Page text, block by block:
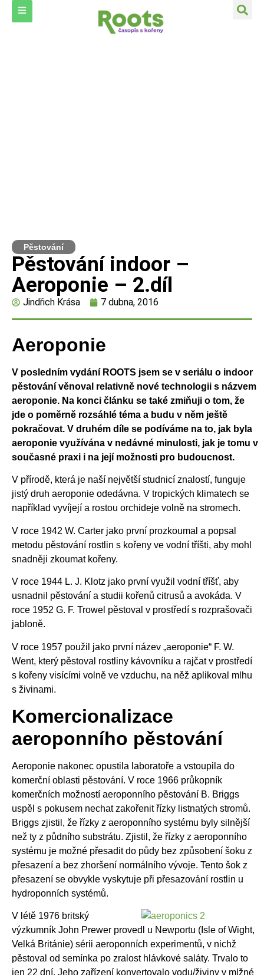
Pěstování
Pěstování indoor –
Aeroponie – 2.díl
Jindřich Krása 7 dubna, 2016
Aeroponie
V posledním vydání ROOTS jsem se v seriálu o indoor
pěstování věnoval relativně nové technologii s názvem
aeroponie. Na konci článku se také zmiňuji o tom, že
jde o poměrně rozsáhlé téma a budu v něm ještě
pokračovat. V druhém díle se podíváme na to, jak byla
aeroponie využívána v nedávné minulosti, jak je tomu v
současné praxi i na její možnosti pro budoucnost.
V přírodě, která je naší největší studnicí znalostí, funguje
jistý druh aeroponie odedávna. V tropických klimatech se
například vyvíjejí a rostou orchideje volně na stromech.
V roce 1942 W. Carter jako první prozkoumal a popsal
metodu pěstování rostlin s kořeny ve vodní tříšti, aby mohl
snadněji zkoumat kořeny.
V roce 1944 L. J. Klotz jako první využil vodní tříšť, aby
usnadnil pěstování a studii kořenů citrusů a avokáda. V
roce 1952 G. F. Trowel pěstoval v prostředí s rozprašovači
jabloně.
V roce 1957 použil jako první název „aeroponie“ F. W.
Went, který pěstoval rostliny kávovníku a rajčat v prostředí
s kořeny visícími volně ve vzduchu, na něž aplikoval mlhu
s živinami.
Komercionalizace
aeroponního pěstování
Aeroponie nakonec opustila laboratoře a vstoupila do
komerční oblasti pěstování. V roce 1966 průkopník
komerčních možností aeroponního pěstování B. Briggs
uspěl s pokusem nechat zakořenit řízky listnatých stromů.
Briggs zjistil, že řízky z aeroponního systému byly silnější
než ty z půdního substrátu. Zjistil, že řízky z aeroponního
systému je možné přesadit do půdy bez způsobení šoku z
přesazení a bez zhoršení normálního vývoje. Tento šok z
přesazení se obvykle vyskytuje při přesazování rostlin u
hydroponních systémů.
V létě 1976 britský
výzkumník John Prewer provedl u Newportu (Isle of Wight,
Velká Británie) sérii aeroponních experimentů, v nichž
pěstoval od semínka po zralost hlávkové saláty. Trvalo to
jen 22 dní. Jeho zařízení konvertovalo vodu/živiny v mlžné